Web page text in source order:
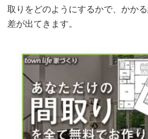
取りをどのようにするかで、かか
差が出てきます。